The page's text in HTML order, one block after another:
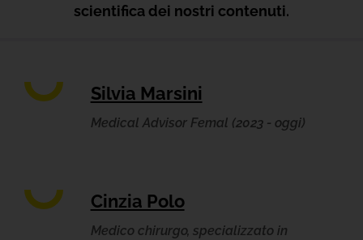
scientifica dei nostri contenuti.
Silvia Marsini
Medical Advisor Femal (2023 - oggi)
Cinzia Polo
Medico chirurgo, specializzato in